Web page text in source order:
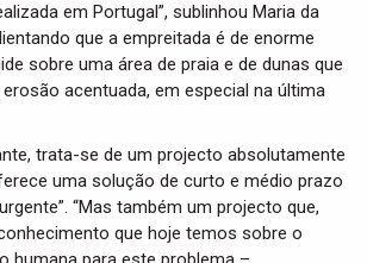
em Portugal”, sublinhou Maria da
que a empreitada é de enorme
sobre uma área de praia e de dunas que
acentuada, em especial na última
trata-se de um projecto absolutamente
uma solução de curto e médio prazo
“Mas também um projecto que,
que hoje temos sobre o